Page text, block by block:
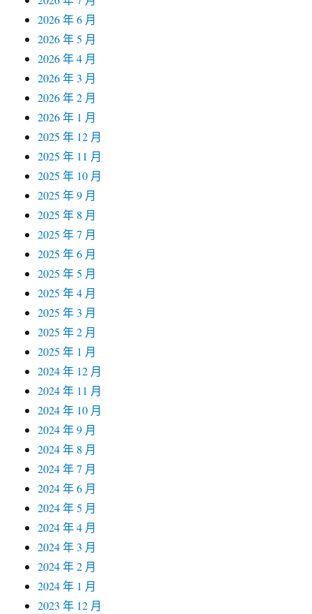
2026 年 6 月
2026 年 5 月
2026 年 4 月
2026 年 3 月
2026 年 2 月
2026 年 1 月
2025 年 12 月
2025 年 11 月
2025 年 10 月
2025 年 9 月
2025 年 8 月
2025 年 7 月
2025 年 6 月
2025 年 5 月
2025 年 4 月
2025 年 3 月
2025 年 2 月
2025 年 1 月
2024 年 12 月
2024 年 11 月
2024 年 10 月
2024 年 9 月
2024 年 8 月
2024 年 7 月
2024 年 6 月
2024 年 5 月
2024 年 4 月
2024 年 3 月
2024 年 2 月
2024 年 1 月
2023 年 12 月